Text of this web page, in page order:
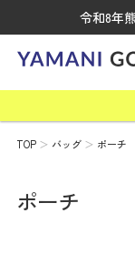
令和8年
TOP バッグ ポーチ
ポーチ